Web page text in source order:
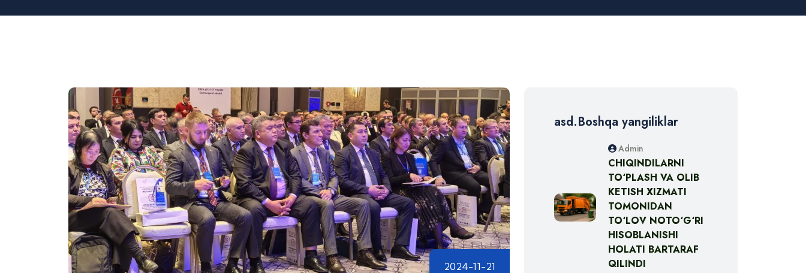
2024-11-21
asd.Boshqa yangiliklar
Admin
CHIQINDILARNI
TO‘PLASH VA OLIB
KETISH XIZMATI
TOMONIDAN
TO‘LOV NOTO‘G‘RI
HISOBLANISHI
HOLATI BARTARAF
QILINDI